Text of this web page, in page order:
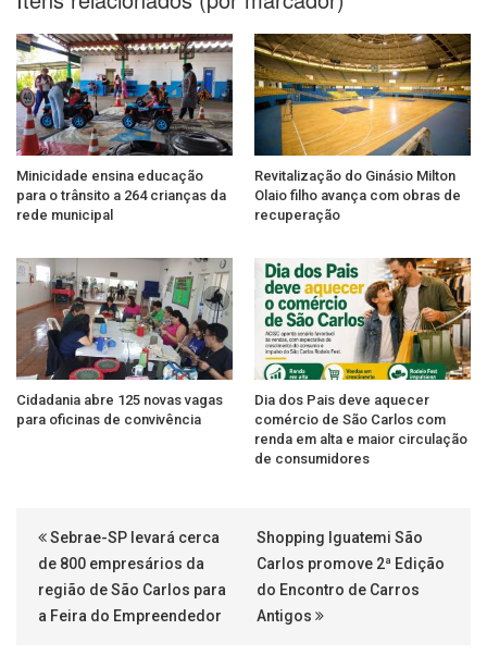
Minicidade ensina educação
para o trânsito a 264 crianças da
rede municipal
Revitalização do Ginásio Milton
Olaio filho avança com obras de
recuperação
Cidadania abre 125 novas vagas
para oficinas de convivência
Dia dos Pais deve aquecer
comércio de São Carlos com
renda em alta e maior circulação
de consumidores
Sebrae-SP levará cerca
de 800 empresários da
região de São Carlos para
a Feira do Empreendedor
Shopping Iguatemi São
Carlos promove 2ª Edição
do Encontro de Carros
Antigos